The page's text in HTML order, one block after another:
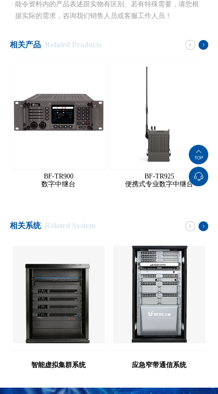
能令资料内的产品表述跟实物有区别。若有特殊需要，请您根
据实际的需求，咨询我们销售人员或客服工作人员！
相关产品 Related Products
BF-TR900
数字中继台
BF-TR925
便携式专业数字中继台
相关系统 Related System
智能虚拟集群系统 应急窄带通信系统